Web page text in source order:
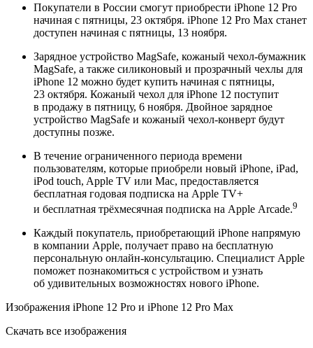
Покупатели в России смогут приобрести iPhone 12 Pro
начиная с пятницы, 23 октября. iPhone 12 Pro Max станет
доступен начиная с пятницы, 13 ноября.
Зарядное устройство MagSafe, кожаный чехол‑бумажник
MagSafe, а также силиконовый и прозрачный чехлы для
iPhone 12 можно будет купить начиная с пятницы,
23 октября. Кожаный чехол для iPhone 12 поступит
в продажу в пятницу, 6 ноября. Двойное зарядное
устройство MagSafe и кожаный чехол‑конверт будут
доступны позже.
В течение ограниченного периода времени
пользователям, которые приобрели новый iPhone, iPad,
iPod touch, Apple TV или Mac, предоставляется
бесплатная годовая подписка на Apple TV+
и бесплатная трёхмесячная подписка на Apple Arcade.9
Каждый покупатель, приобретающий iPhone напрямую
в компании Apple, получает право на бесплатную
персональную онлайн-консультацию. Специалист Apple
поможет познакомиться с устройством и узнать
об удивительных возможностях нового iPhone.
Изображения iPhone 12 Pro и iPhone 12 Pro Max
Скачать все изображения